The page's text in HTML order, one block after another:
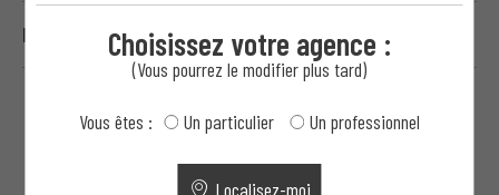
HAUTE SÉCURITÉChoisissez votre agence :
(Vous pourrez le modifier plus tard)
Vous êtes : Un particulier Un professionnel
Localisez-moi